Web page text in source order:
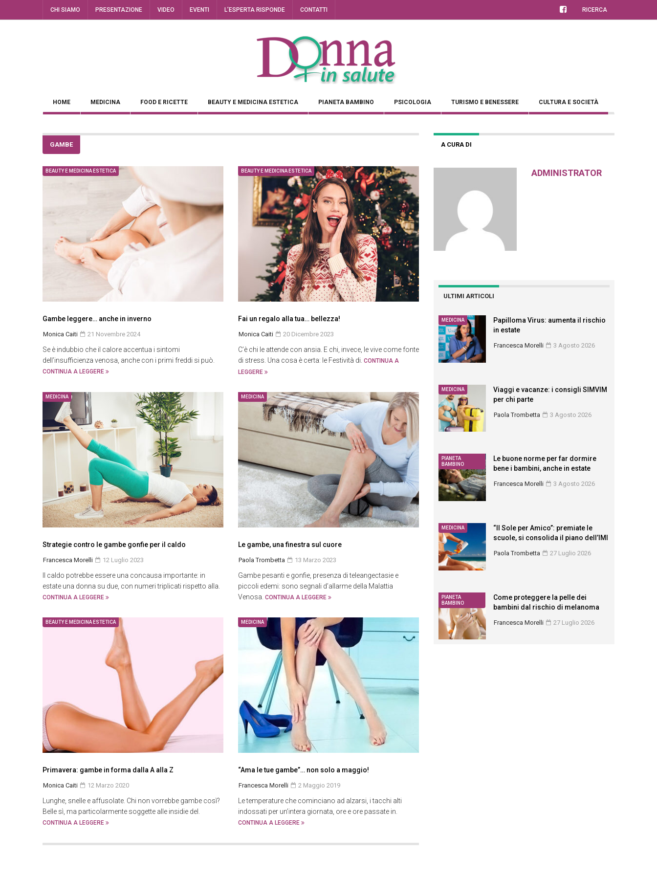
CHI SIAMO PRESENTAZIONE VIDEO EVENTI L’ESPERTA RISPONDE CONTATTI RICERCA
HOME MEDICINA FOOD E RICETTE BEAUTY E MEDICINA ESTETICA PIANETA BAMBINO PSICOLOGIA TURISMO E BENESSERE CULTURA E SOCIETÀ
GAMBE
BEAUTY E MEDICINA ESTETICA
Gambe leggere… anche in inverno
Monica Caiti 21 Novembre 2024
Se è indubbio che il calore accentua i sintomi
dell’insufficienza venosa, anche con i primi freddi si può.
CONTINUA A LEGGERE
BEAUTY E MEDICINA ESTETICA
Fai un regalo alla tua… bellezza!
Monica Caiti 20 Dicembre 2023
C’è chi le attende con ansia. E chi, invece, le vive come fonte
di stress. Una cosa è certa: le Festività di. CONTINUA A
LEGGERE
MEDICINA
Strategie contro le gambe gonfie per il caldo
Francesca Morelli 12 Luglio 2023
Il caldo potrebbe essere una concausa importante: in
estate una donna su due, con numeri triplicati rispetto alla.
CONTINUA A LEGGERE
MEDICINA
Le gambe, una finestra sul cuore
Paola Trombetta 13 Marzo 2023
Gambe pesanti e gonfie, presenza di teleangectasie e
piccoli edemi: sono segnali d’allarme della Malattia
Venosa. CONTINUA A LEGGERE
BEAUTY E MEDICINA ESTETICA
Primavera: gambe in forma dalla A alla Z
Monica Caiti 12 Marzo 2020
Lunghe, snelle e affusolate. Chi non vorrebbe gambe così?
Belle sì, ma particolarmente soggette alle insidie del.
CONTINUA A LEGGERE
MEDICINA
“Ama le tue gambe”… non solo a maggio!
Francesca Morelli 2 Maggio 2019
Le temperature che cominciano ad alzarsi, i tacchi alti
indossati per un’intera giornata, ore e ore passate in.
CONTINUA A LEGGERE
A CURA DI
ADMINISTRATOR
ULTIMI ARTICOLI
MEDICINA
Papilloma Virus: aumenta il rischio
in estate
Francesca Morelli 3 Agosto 2026
MEDICINA
Viaggi e vacanze: i consigli SIMVIM
per chi parte
Paola Trombetta 3 Agosto 2026
PIANETA
BAMBINO
Le buone norme per far dormire
bene i bambini, anche in estate
Francesca Morelli 3 Agosto 2026
MEDICINA
“Il Sole per Amico”: premiate le
scuole, si consolida il piano dell’IMI
Paola Trombetta 27 Luglio 2026
PIANETA
BAMBINO
Come proteggere la pelle dei
bambini dal rischio di melanoma
Francesca Morelli 27 Luglio 2026